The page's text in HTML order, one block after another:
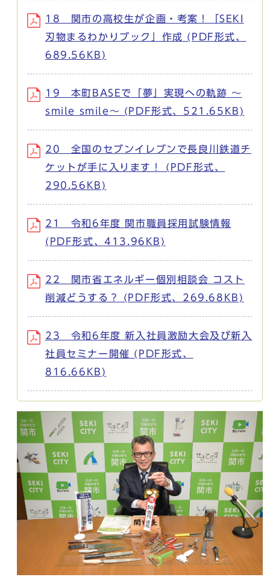
18 関市の高校生が企画・考案！「SEKI
刃物まるわかりブック」作成 (PDF形式、
689.56KB)
19 本町BASEで「夢」実現への軌跡 ～
smile smile～ (PDF形式、521.65KB)
20 全国のセブンイレブンで長良川鉄道チ
ケットが手に入ります！ (PDF形式、
290.56KB)
21 令和6年度 関市職員採用試験情報
(PDF形式、413.96KB)
22 関市省エネルギー個別相談会 コスト
削減どうする？ (PDF形式、269.68KB)
23 令和6年度 新入社員激励大会及び新入
社員セミナー開催 (PDF形式、
816.66KB)